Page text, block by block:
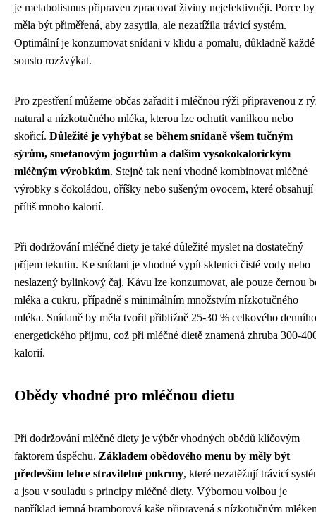
je metabolismus připraven zpracovat živiny nejefektivněji. Porce by
měla být přiměřená, aby zasytila, ale nezatížila trávicí systém.
Optimální je konzumovat snídani v klidu a pomalu, důkladně každé
sousto rozžvýkat.
Pro zpestření můžeme občas zařadit i mléčnou rýži připravenou z
natural a nízkotučného mléka, kterou lze ochutit vanilkou nebo
skořicí. Důležité je vyhýbat se během snídaně všem tučným
sýrům, smetanovým jogurtům a dalším vysokokalorickým
mléčným výrobkům. Stejně tak není vhodné kombinovat mléčné
výrobky s čokoládou, oříšky nebo sušeným ovocem, které obsahují
příliš mnoho kalorií.
Při dodržování mléčné diety je také důležité myslet na dostatečný
příjem tekutin. Ke snídani je vhodné vypít sklenici čisté vody nebo
neslazený bylinkový čaj. Kávu lze konzumovat, ale pouze černou
mléka a cukru, případně s minimálním množstvím nízkotučného
mléka. Snídaně by měla tvořit přibližně 25-30 % celkového denního
energetického příjmu, což při mléčné dietě znamená zhruba 300-
kalorií.
Obědy vhodné pro mléčnou dietu
Při dodržování mléčné diety je výběr vhodných obědů klíčovým
faktorem úspěchu. Základem obědového menu by měly být
především lehce stravitelné pokrmy, které nezatěžují trávicí
a jsou v souladu s principy mléčné diety. Výbornou volbou je
například jemná bramborová kaše připravená s nízkotučným